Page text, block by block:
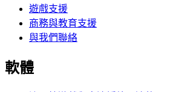
遊戲支援
商務與教育支援
與我們聯絡
軟體